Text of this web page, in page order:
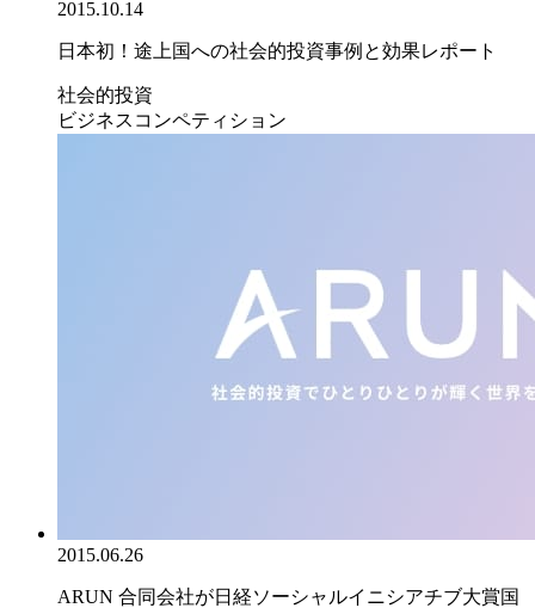
2015.10.14
日本初！途上国への社会的投資事例と効果レポート
社会的投資
ビジネスコンペティション
2015.06.26
ARUN 合同会社が日経ソーシャルイニシアチブ大賞国